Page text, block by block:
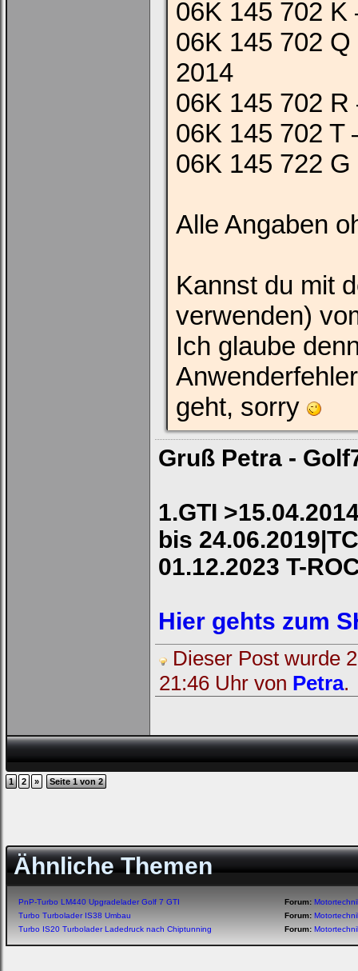
06K 145 702 K
06K 145 702
2014
06K 145 702
06K 145 702 T
06K 145 722
Alle Angaben
Kannst du mit
verwenden)
Ich glaube
geht, sorry
Gruß Petra -
1.GTI
bis
01.12.2023 T-
Hier gehts zum
Dieser Post wurde
21:46 Uhr von Petra.
1 2 » Seite 1 von 2
Ähnliche Themen
PnP-Turbo LM440 Upgradelader Golf 7 GTI Forum:
Turbo Turbolader IS38 Umbau
Forum:
Turbo IS20 Turbolader Ladedruck nach Chiptunning
Forum: